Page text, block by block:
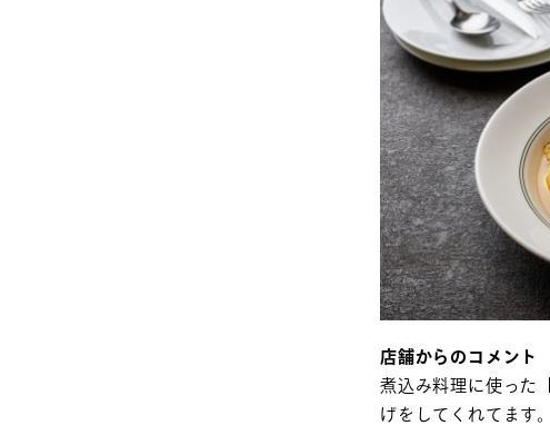
店舗からのコメント
煮込み料理に使った
げをしてくれてます。